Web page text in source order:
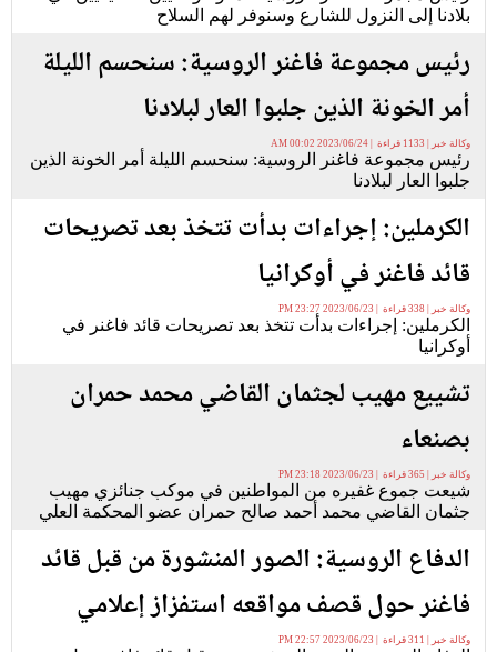
بلادنا إلى النزول للشارع وسنوفر لهم السلاح
رئيس مجموعة فاغنر الروسية: سنحسم الليلة
أمر الخونة الذين جلبوا العار لبلادنا
وكالة خبر | 1133 قراءة | 2023/06/24 00:02 AM
رئيس مجموعة فاغنر الروسية: سنحسم الليلة أمر الخونة الذين
جلبوا العار لبلادنا
الكرملين: إجراءات بدأت تتخذ بعد تصريحات
قائد فاغنر في أوكرانيا
وكالة خبر | 338 قراءة | 2023/06/23 23:27 PM
الكرملين: إجراءات بدأت تتخذ بعد تصريحات قائد فاغنر في
أوكرانيا
تشييع مهيب لجثمان القاضي محمد حمران
بصنعاء
وكالة خبر | 365 قراءة | 2023/06/23 23:18 PM
شيعت جموع غفيره من المواطنين في موكب جنائزي مهيب
جثمان القاضي محمد أحمد صالح حمران عضو المحكمة العلي
الدفاع الروسية: الصور المنشورة من قبل قائد
فاغنر حول قصف مواقعه استفزاز إعلامي
وكالة خبر | 311 قراءة | 2023/06/23 22:57 PM